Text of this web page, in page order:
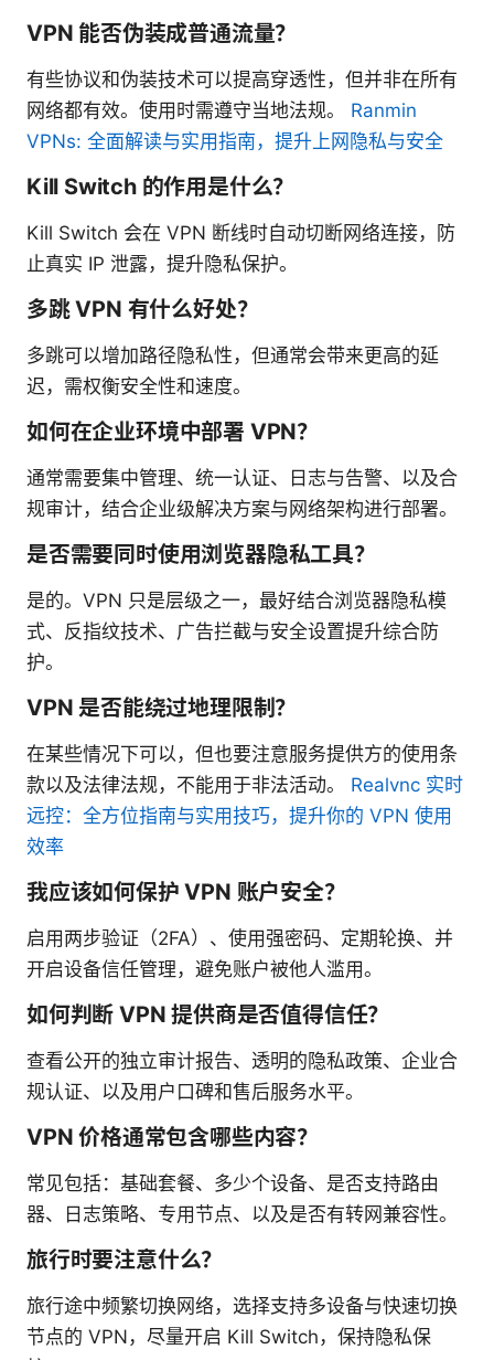
VPN 能否伪装成普通流量？
有些协议和伪装技术可以提高穿透性，但并非在所有
网络都有效。使用时需遵守当地法规。 Ranmin
VPNs: 全面解读与实用指南，提升上网隐私与安全
Kill Switch 的作用是什么？
Kill Switch 会在 VPN 断线时自动切断网络连接，防
止真实 IP 泄露，提升隐私保护。
多跳 VPN 有什么好处？
多跳可以增加路径隐私性，但通常会带来更高的延
迟，需权衡安全性和速度。
如何在企业环境中部署 VPN？
通常需要集中管理、统一认证、日志与告警、以及合
规审计，结合企业级解决方案与网络架构进行部署。
是否需要同时使用浏览器隐私工具？
是的。VPN 只是层级之一，最好结合浏览器隐私模
式、反指纹技术、广告拦截与安全设置提升综合防
护。
VPN 是否能绕过地理限制？
在某些情况下可以，但也要注意服务提供方的使用条
款以及法律法规，不能用于非法活动。 Realvnc 实时
远控：全方位指南与实用技巧，提升你的 VPN 使用
效率
我应该如何保护 VPN 账户安全？
启用两步验证（2FA）、使用强密码、定期轮换、并
开启设备信任管理，避免账户被他人滥用。
如何判断 VPN 提供商是否值得信任？
查看公开的独立审计报告、透明的隐私政策、企业合
规认证、以及用户口碑和售后服务水平。
VPN 价格通常包含哪些内容？
常见包括：基础套餐、多少个设备、是否支持路由
器、日志策略、专用节点、以及是否有转网兼容性。
旅行时要注意什么？
旅行途中频繁切换网络，选择支持多设备与快速切换
节点的 VPN，尽量开启 Kill Switch，保持隐私保